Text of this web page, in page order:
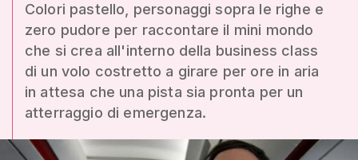
Colori pastello, personaggi sopra le righe e
zero pudore per raccontare il mini mondo
che si crea all'interno della business class
di un volo costretto a girare per ore in aria
in attesa che una pista sia pronta per un
atterraggio di emergenza.